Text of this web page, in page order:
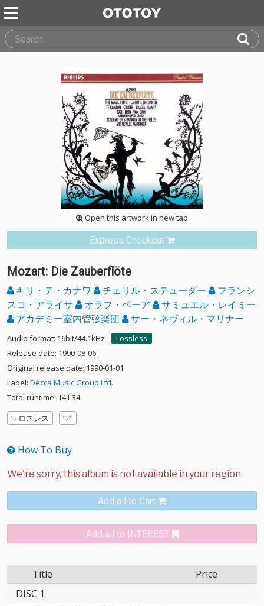
Open this artwork in new tab
Express Checkout
Mozart: Die Zauberflöte
キリ・テ・カナワ チェリル・ステューダー
フランシ
スコ・アライサ
オラフ・ベーア
サミュエル・レイミー
アカデミー室内管弦楽団
サー・ネヴィル・マリナー
Audio format: 16bit/44.1kHz
Lossless
Release date: 1990-08-06
Original release date: 1990-01-01
Label: Decca Music Group Ltd.
Total runtime: 141:34
ロスレス
How To Buy
Add all to Cart
Add all to INTEREST
Title
Price
DISC 1